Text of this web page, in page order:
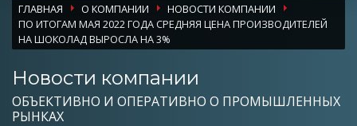
ГЛАВНАЯ О КОМПАНИИ
НОВОСТИ КОМПАНИИ
ПО ИТОГАМ МАЯ 2022 ГОДА СРЕДНЯЯ ЦЕНА ПРОИЗВОДИТЕЛЕЙ
НА ШОКОЛАД ВЫРОСЛА НА 3%
Новости компании
ОБЪЕКТИВНО И ОПЕРАТИВНО О ПРОМЫШЛЕННЫХ
РЫНКАХ